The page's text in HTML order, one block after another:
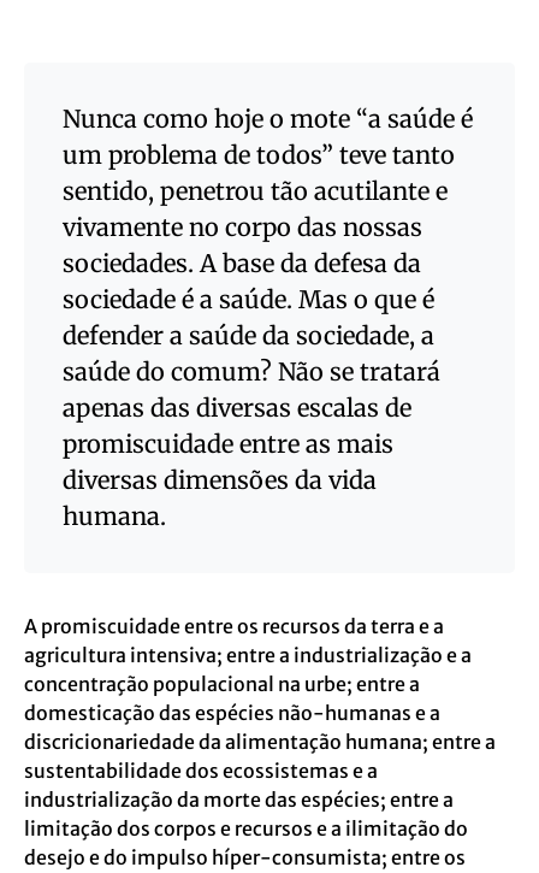
Nunca como hoje o mote “a saúde é
um problema de todos” teve tanto
sentido, penetrou tão acutilante e
vivamente no corpo das nossas
sociedades. A base da defesa da
sociedade é a saúde. Mas o que é
defender a saúde da sociedade, a
saúde do comum? Não se tratará
apenas das diversas escalas de
promiscuidade entre as mais
diversas dimensões da vida
humana.
A promiscuidade entre os recursos da terra e a
agricultura intensiva; entre a industrialização e a
concentração populacional na urbe; entre a
domesticação das espécies não-humanas e a
discricionariedade da alimentação humana; entre a
sustentabilidade dos ecossistemas e a
industrialização da morte das espécies; entre a
limitação dos corpos e recursos e a ilimitação do
desejo e do impulso híper-consumista; entre os